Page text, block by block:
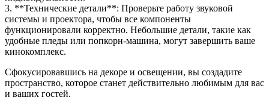
3. **Технические детали**: Проверьте работу звуковой
системы и проектора, чтобы все компоненты
функционировали корректно. Небольшие детали, такие как
удобные пледы или попкорн-машина, могут завершить ваше
кинокомплекс.
Сфокусировавшись на декоре и освещении, вы создадите
пространство, которое станет действительно любимым для вас
и ваших гостей.